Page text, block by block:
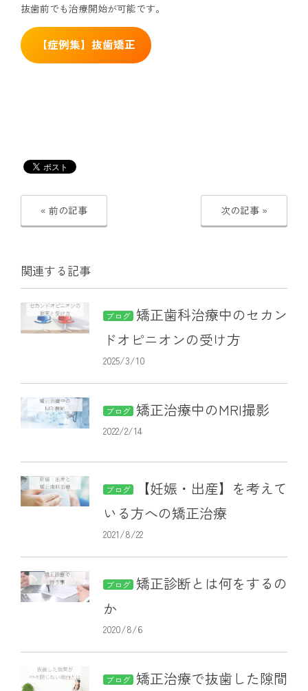
抜歯前でも治療開始が可能です。
【症例集】抜歯矯正
« 前の記事 次の記事 »
関連する記事
ブログ 矯正歯科治療中のセカン
ドオピニオンの受け方
2025/3/10
ブログ 矯正治療中のMRI撮影
2022/2/14
ブログ
【妊娠・出産】を考えて
いる方への矯正治療
2021/8/22
ブログ 矯正診断とは何をするの
か
2020/8/6
ブログ 矯正治療で抜歯した隙間